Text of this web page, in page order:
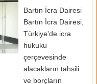
Bartın İcra Dairesi
Bartın İcra Dairesi,
Türkiye'de icra
hukuku
çerçevesinde
alacakların tahsili
ve borçların